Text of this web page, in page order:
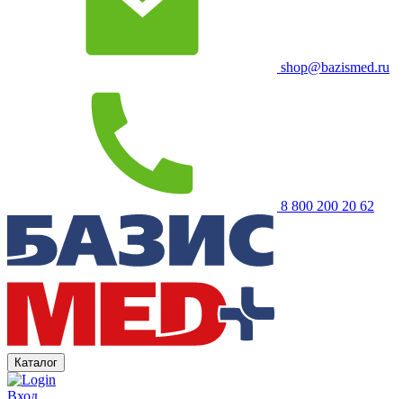
shop@bazismed.ru
8 800 200 20 62
Каталог
Вход